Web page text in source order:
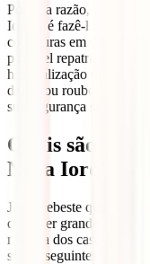
Por esta razão, uma das
Iorque é fazê-lo com o
coberturas em despesas
possível repatriamento e
hospitalização de um
danos ou roubo de
sua segurança
Quais são os
Nova Iorque?
Já percebeste que é
qualquer grande cidade,
maioria dos casos longe
são as seguintes: